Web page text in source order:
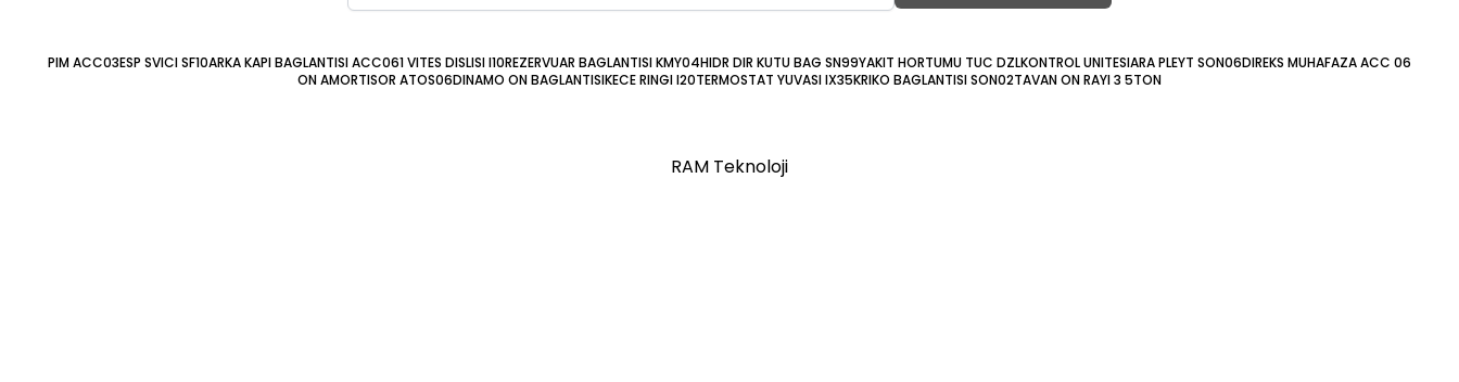
PIM ACC03ESP SVICI SF10ARKA KAPI BAGLANTISI ACC061 VITES DISLISI I10REZERVUAR BAGLANTISI KMY04HIDR DIR KUTU BAG SN99YAKIT HORTUMU TUC DZLKONTROL UNITESIARA PLEYT SON06DIREKS MUHAFAZA ACC 06
ON AMORTISOR ATOS06DINAMO ON BAGLANTISIKECE RINGI I20TERMOSTAT YUVASI IX35KRIKO BAGLANTISI SON02TAVAN ON RAYI 3 5TON
RAM Teknoloji